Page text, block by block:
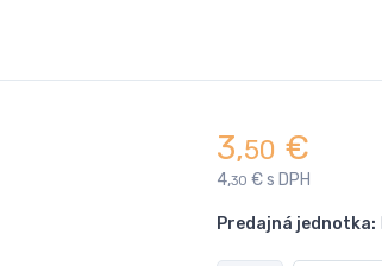
3,50 €
4,30 € s DPH
Predajná jednotka: